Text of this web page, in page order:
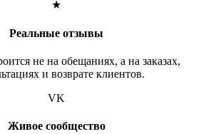
★
Реальные отзывы
не на обещаниях, а на заказах,
и возврате клиентов.
VK
Живое сообщество